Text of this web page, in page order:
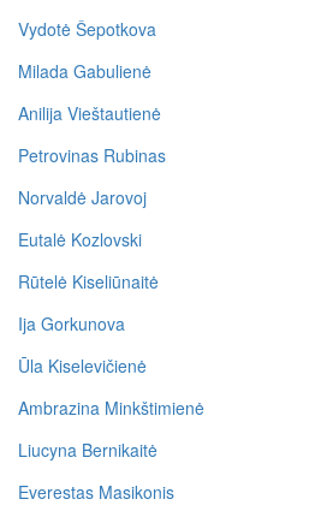
Vydotė Šepotkova
Milada Gabulienė
Anilija Vieštautienė
Petrovinas Rubinas
Norvaldė Jarovoj
Eutalė Kozlovski
Rūtelė Kiseliūnaitė
Ija Gorkunova
Ūla Kiselevičienė
Ambrazina Minkštimienė
Liucyna Bernikaitė
Everestas Masikonis